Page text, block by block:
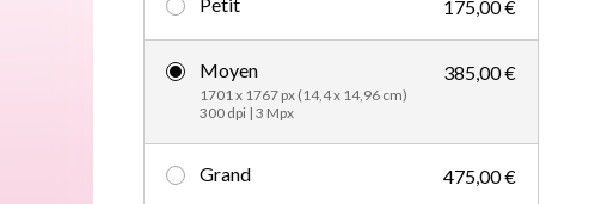
Vidéos créatives
Vidéos d’actualités
175,00 €
Moyen
1701 x 1767 px (14,4 x 14,96 cm)
300 dpi | 3 Mpx
385,00 €
Grand 475,00 €